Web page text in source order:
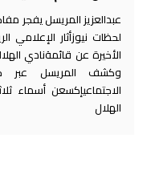
عبدالعزيز المريسل يفجر
لحظات نيوزأثار الإعلامي
الأخيرة عن قائمةنادي
وكشف المريسل عبر
الاجتماعيإكسعن أسماء
الهلال